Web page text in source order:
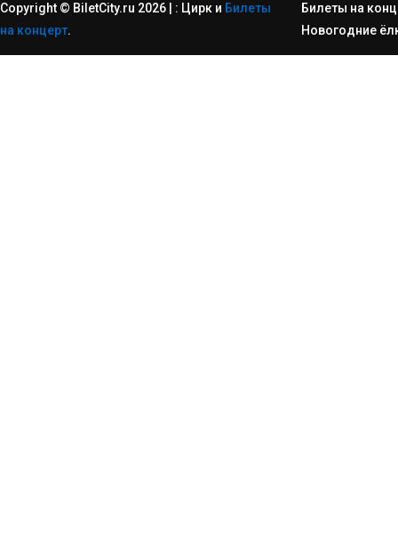
Copyright © BiletCity.ru 2026 : Цирк и Билеты
на концерт.
Билеты на
Новогодние